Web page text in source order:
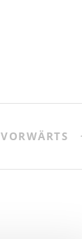
VORWÄRTS